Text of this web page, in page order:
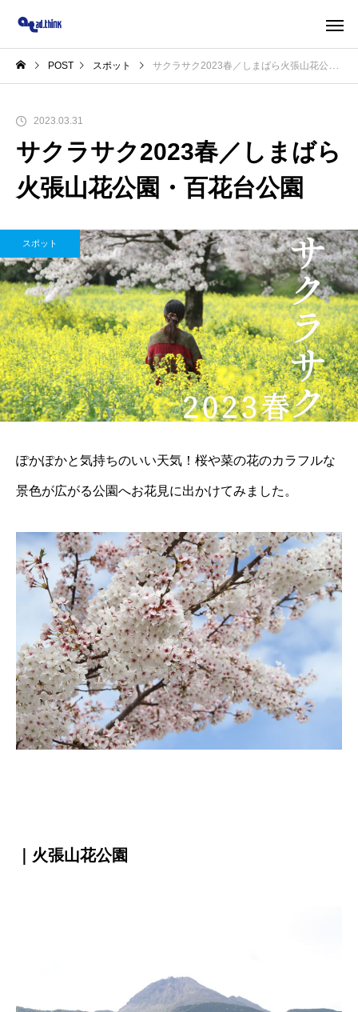
POST スポット サクラサク2023春／しまばら火張山花公園・百花台公園
2023.03.31
サクラサク2023春／しまばら
火張山花公園・百花台公園
スポット
ぽかぽかと気持ちのいい天気！桜や菜の花のカラフルな
景色が広がる公園へお花見に出かけてみました。
｜火張山花公園